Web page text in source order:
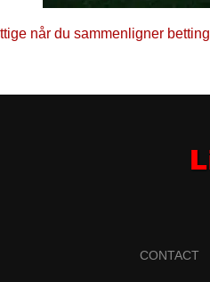
når du sammenligner
CONTACT